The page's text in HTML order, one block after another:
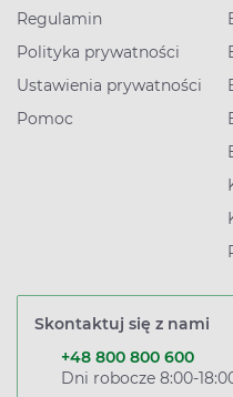
Regulamin
Polityka prywatności
Ustawienia prywatności
Pomoc
Skontaktuj się z nami
+48 800 800 600
Dni robocze 8:00-